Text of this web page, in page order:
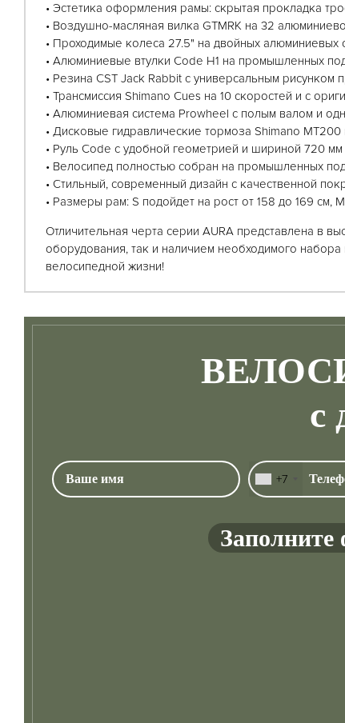
• Эстетика оформления рамы: скрытая прокладка
• Воздушно-масляная вилка GTMRK на 32
• Проходимые колеса 27.5" на двойных алюминиевых
• Алюминиевые втулки Code H1 на промышленных
• Резина CST Jack Rabbit с универсальным рисунком
• Трансмиссия Shimano Cues на 10 скоростей и с
• Алюминиевая система Prowheel c полым валом и
• Дисковые гидравлические тормоза Shimano MT200
• Руль Code c удобной геометрией и шириной 720 мм
• Велосипед полностью собран на промышленных
• Стильный, современный дизайн с качественной
• Размеры рам: S подойдет на рост от 158 до 169 см,
Отличительная черта серии AURA представлена в
оборудования, так и наличием необходимого
велосипедной жизни!
с
+7